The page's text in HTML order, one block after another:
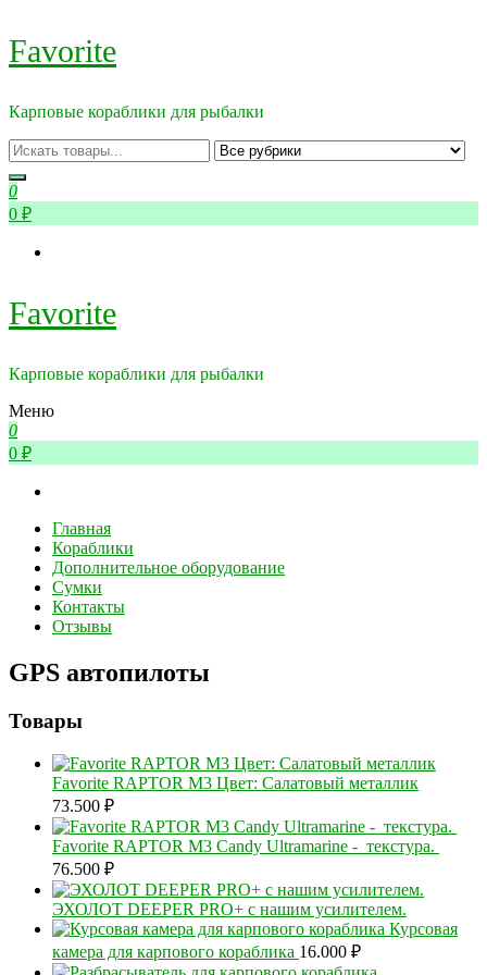
Перейти
к
Favorite
Карповые кораблики для рыбалки
0
0 ₽
Favorite
Карповые кораблики для рыбалки
Меню
0
0 ₽
Главная
Кораблики
Дополнительное оборудование
Сумки
Контакты
Отзывы
GPS автопилоты
Товары
Favorite RAPTOR M3 Цвет: Салатовый металлик
73.500 ₽
Favorite RAPTOR M3 Candy Ultramarine - текстура.
76.500 ₽
ЭХОЛОТ DEEPER PRO+ с нашим усилителем.
Курсовая
камера для карпового кораблика 16.000 ₽